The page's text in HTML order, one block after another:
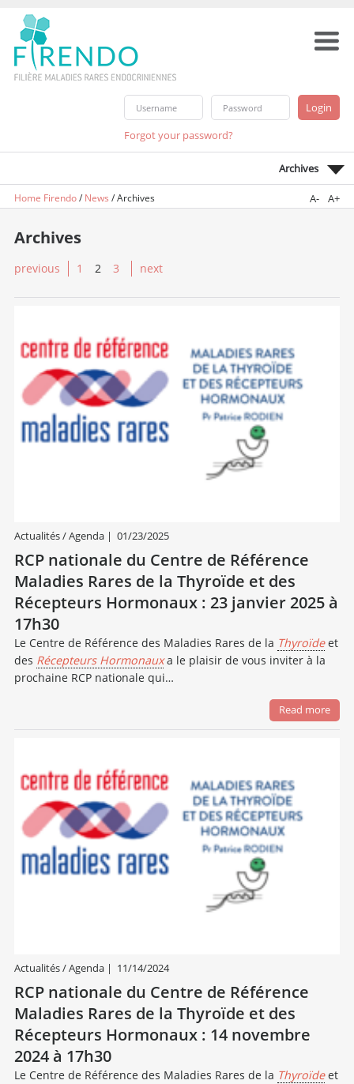
Forgot your password?
Archives
Home Firendo/News /Archives A- A+
Archives
previous 1 2 3 next
Actualités / Agenda| 01/23/2025
RCP nationale du Centre de Référence
Maladies Rares de la Thyroïde et des
Récepteurs Hormonaux : 23 janvier 2025 à
17h30
Le Centre de Référence des Maladies Rares de la Thyroïdeet
des Récepteurs Hormonauxa le plaisir de vous inviter à la
prochaine RCP nationale qui…
Read more
Actualités / Agenda| 11/14/2024
RCP nationale du Centre de Référence
Maladies Rares de la Thyroïde et des
Récepteurs Hormonaux : 14 novembre
2024 à 17h30
Le Centre de Référence des Maladies Rares de la Thyroïdeet